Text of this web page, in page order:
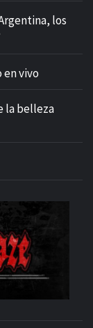
los
en vivo
la belleza